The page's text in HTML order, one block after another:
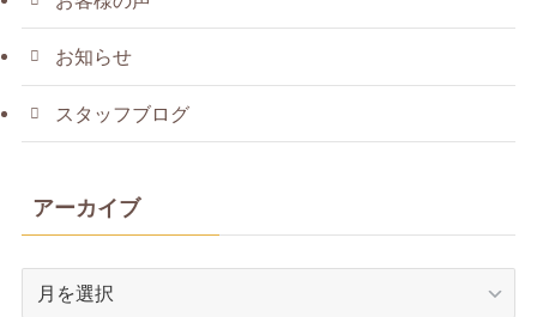
お知らせ
スタッフブログ
アーカイブ